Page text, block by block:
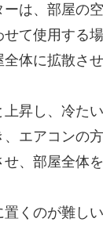
は、部屋の
せて使用する
体に拡散さ
上昇し、冷た
エアコンの
、部屋全体
置くのが難し